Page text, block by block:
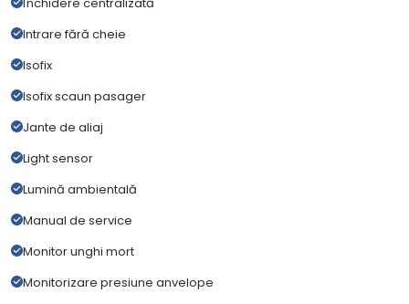
Închidere centralizată
Intrare fără cheie
Isofix
Isofix scaun pasager
Jante de aliaj
Light sensor
Lumină ambientală
Manual de service
Monitor unghi mort
Monitorizare presiune anvelope